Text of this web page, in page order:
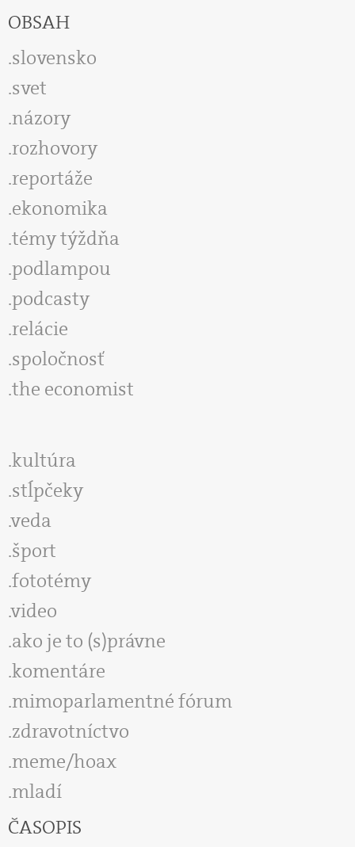
OBSAH
slovensko
svet
názory
rozhovory
reportáže
ekonomika
témy týždňa
podlampou
podcasty
relácie
spoločnosť
the economist
kultúra
stĺpčeky
veda
šport
fototémy
video
ako je to (s)právne
komentáre
mimoparlamentné fórum
zdravotníctvo
meme/hoax
mladí
ČASOPIS